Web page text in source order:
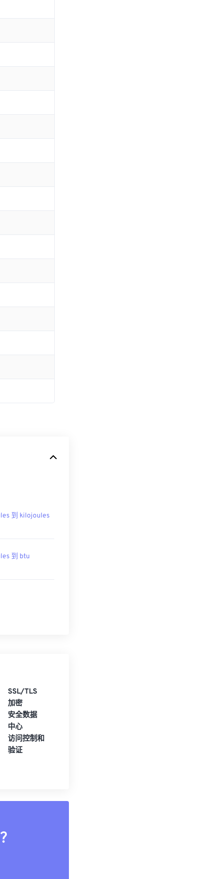
到 kilojoules
到 btu
SSL/TLS
加密
安全数据
中心
访问控制和
验证